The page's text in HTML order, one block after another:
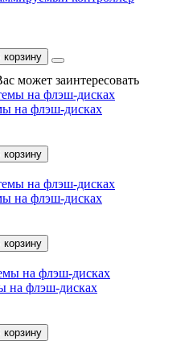
корзину
может заинтересовать
на флэш-дисках
корзину
на флэш-дисках
корзину
на флэш-дисках
корзину